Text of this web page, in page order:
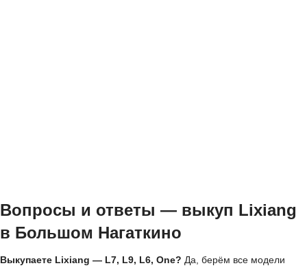
Вопросы и ответы — выкуп Lixiang
в Большом Нагаткино
Выкупаете Lixiang — L7, L9, L6, One? Да, берём все модели